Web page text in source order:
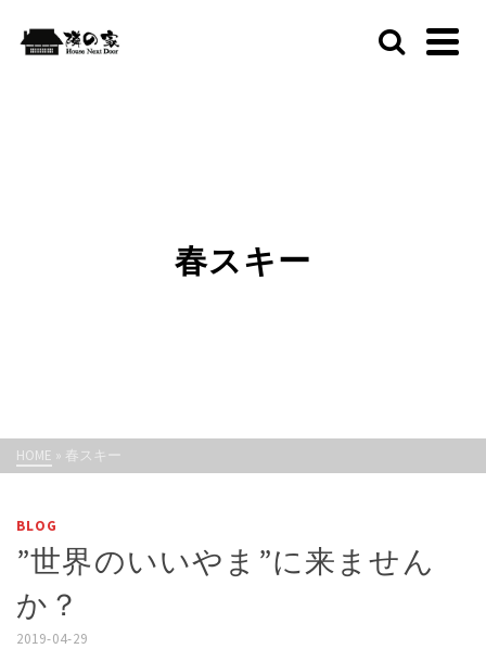
春スキー
HOME » 春スキー
BLOG
”世界のいいやま”に来ません
か？
2019-04-29